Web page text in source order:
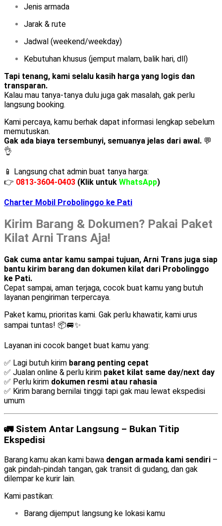
Jenis armada
Jarak & rute
Jadwal (weekend/weekday)
Kebutuhan khusus (jemput malam, balik hari, dll)
Tapi tenang, kami selalu kasih harga yang logis dan
transparan.
Kalau mau tanya-tanya dulu juga gak masalah, gak perlu
langsung booking.
Kami percaya, kamu berhak dapat informasi lengkap sebelum
memutuskan.
Gak ada biaya tersembunyi, semuanya jelas dari awal. 💬
👌
📱 Langsung chat admin buat tanya harga:
👉 0813-3604-0403 (Klik untuk WhatsApp)
Charter Mobil Probolinggo ke Pati
Kirim Barang & Dokumen? Pakai Paket
Kilat Arni Trans Aja!
Gak cuma antar kamu sampai tujuan, Arni Trans juga siap
bantu kirim barang dan dokumen kilat dari Probolinggo
ke Pati.
Cepat sampai, aman terjaga, cocok buat kamu yang butuh
layanan pengiriman terpercaya.
Paket kamu, prioritas kami. Gak perlu khawatir, kami urus
sampai tuntas! 📦🚐✨
Layanan ini cocok banget buat kamu yang:
✅ Lagi butuh kirim barang penting cepat
✅ Jualan online & perlu kirim paket kilat same day/next day
✅ Perlu kirim dokumen resmi atau rahasia
✅ Kirim barang bernilai tinggi tapi gak mau lewat ekspedisi
umum
🚛 Sistem Antar Langsung – Bukan Titip
Ekspedisi
Barang kamu akan kami bawa dengan armada kami sendiri –
gak pindah-pindah tangan, gak transit di gudang, dan gak
dilempar ke kurir lain.
Kami pastikan:
Barang dijemput langsung ke lokasi kamu